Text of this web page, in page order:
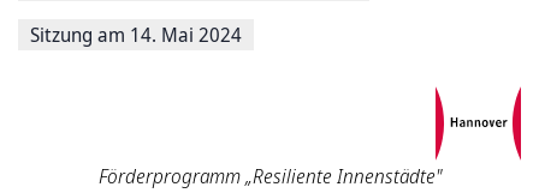
Sitzung am 14. Mai 2024
Förderprogramm „Resiliente Innenstädte"